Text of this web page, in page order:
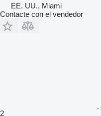
EE. UU., Miami
Contacte con el vendedor
2